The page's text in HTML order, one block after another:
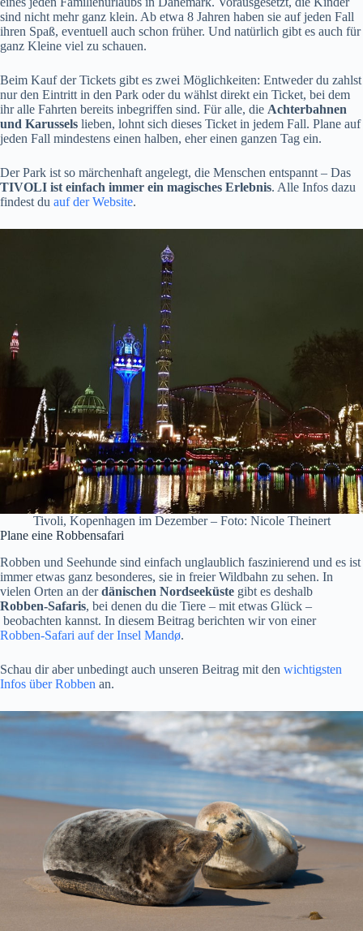
sind nicht mehr ganz klein. Ab etwa 8 Jahren haben sie auf jeden Fall
ihren Spaß, eventuell auch schon früher. Und natürlich gibt es auch für
ganz Kleine viel zu schauen.
Beim Kauf der Tickets gibt es zwei Möglichkeiten: Entweder du zahlst
nur den Eintritt in den Park oder du wählst direkt ein Ticket, bei dem
ihr alle Fahrten bereits inbegriffen sind. Für alle, die Achterbahnen
und Karussels lieben, lohnt sich dieses Ticket in jedem Fall. Plane auf
jeden Fall mindestens einen halben, eher einen ganzen Tag ein.
Der Park ist so märchenhaft angelegt, die Menschen entspannt – Das
TIVOLI ist einfach immer ein magisches Erlebnis. Alle Infos dazu
findest du auf der Website.
Tivoli, Kopenhagen im Dezember – Foto: Nicole Theinert
Plane eine Robbensafari
Robben und Seehunde sind einfach unglaublich faszinierend und es ist
immer etwas ganz besonderes, sie in freier Wildbahn zu sehen. In
vielen Orten an derdänischen Nordseeküste gibt es deshalb
Robben-Safaris, bei denen du die Tiere – mit etwas Glück –
beobachten kannst. In diesem Beitrag berichten wir von einer
Robben-Safari auf der Insel Mandø.
Schau dir aber unbedingt auch unseren Beitrag mit den wichtigsten
Infos über Robben an.